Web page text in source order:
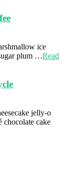
ice
plum …Read
jelly-o
cake